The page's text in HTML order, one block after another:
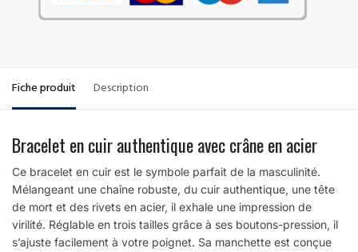
Fiche produit Description
Bracelet en cuir authentique avec crâne en acier
Ce bracelet en cuir est le symbole parfait de la masculinité.
Mélangeant une chaîne robuste, du cuir authentique, une tête
de mort et des rivets en acier, il exhale une impression de
virilité. Réglable en trois tailles grâce à ses boutons-pression, il
s’ajuste facilement à votre poignet. Sa manchette est conçue